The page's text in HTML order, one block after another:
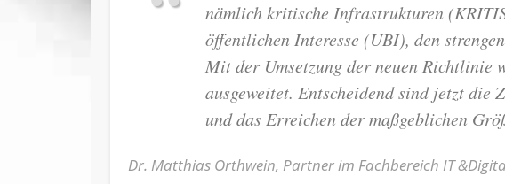
nämlich kritische Infrastrukturen
öffentlichen Interesse (UBI), den
Mit der Umsetzung der neuen Richtlinie
ausgeweitet. Entscheidend sind jetzt die
und das Erreichen der maßgeblichen
Dr. Matthias Orthwein, Partner im Fachbereich IT